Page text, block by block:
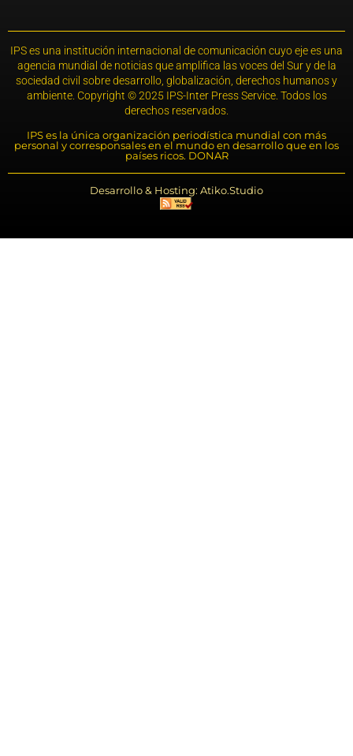
IPS es una institución internacional de comunicación cuyo eje es una
agencia mundial de noticias que amplifica las voces del Sur y de la
sociedad civil sobre desarrollo, globalización, derechos humanos y
ambiente. Copyright © 2025 IPS-Inter Press Service. Todos los
derechos reservados.
IPS es la única organización periodística mundial con más
personal y corresponsales en el mundo en desarrollo que en los
países ricos. DONAR
Desarrollo & Hosting: Atiko.Studio